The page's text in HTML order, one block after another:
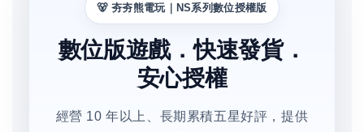
🐻 夯夯熊電玩｜NS系列數位授權版
數位版遊戲．快速發貨．
安心授權
經營 10 年以上、長期累積五星好評，提供